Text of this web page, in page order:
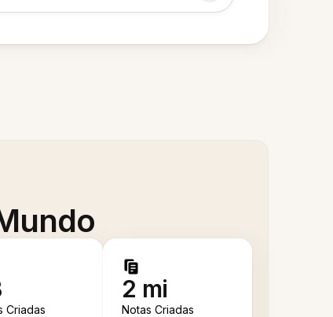
Criadas
2 mi
Notas Criadas